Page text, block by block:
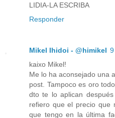
LIDIA-LA ESCRIBA
Responder
Mikel Ihidoi - @himikel
kaixo Mikel!
Me lo ha aconsejado una
post. Tampoco es oro
dto te lo aplican
refiero que el precio que
que tengo en la última